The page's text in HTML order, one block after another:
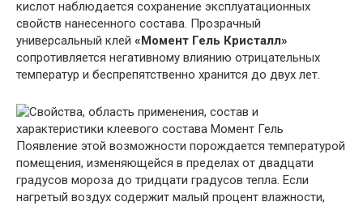
кислот наблюдается сохранение эксплуатационных
свойств нанесенного состава. Прозрачный
универсальный клей «Момент Гель Кристалл»
сопротивляется негативному влиянию отрицательных
температур и беспрепятственно хранится до двух лет.
Появление этой возможности порождается температурой
помещения, изменяющейся в пределах от двадцати
градусов мороза до тридцати градусов тепла. Если
нагретый воздух содержит малый процент влажности,